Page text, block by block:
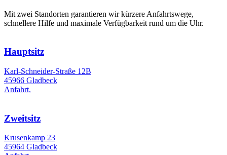
Mit zwei Standorten garantieren wir kürzere Anfahrtswege,
schnellere Hilfe und maximale Verfügbarkeit rund um die Uhr.
Hauptsitz
Karl-Schneider-Straße 12B
45966 Gladbeck
Anfahrt.
Zweitsitz
Krusenkamp 23
45964 Gladbeck